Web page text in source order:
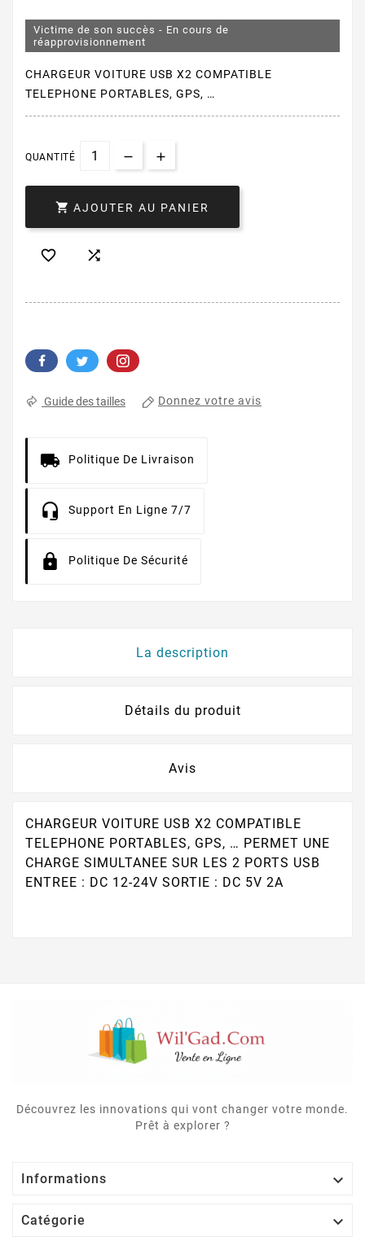
Victime de son succès - En cours de
réapprovisionnement
CHARGEUR VOITURE USB X2 COMPATIBLE
TELEPHONE PORTABLES, GPS, …
QUANTITÉ
 AJOUTER AU PANIER
 
Guide des tailles Donnez votre avis
Politique De Livraison
Support En Ligne 7/7
Politique De Sécurité
La description
Détails du produit
Avis
CHARGEUR VOITURE USB X2 COMPATIBLE
TELEPHONE PORTABLES, GPS, … PERMET UNE
CHARGE SIMULTANEE SUR LES 2 PORTS USB
ENTREE : DC 12-24V SORTIE : DC 5V 2A
Découvrez les innovations qui vont changer votre monde.
Prêt à explorer ?
Informations 
Catégorie 